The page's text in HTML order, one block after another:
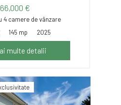
€
4 camere de vânzare
145 mp 2025
multe detalii